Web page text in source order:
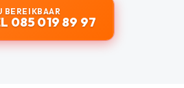
BEREIKBAAR
085 019 89 97